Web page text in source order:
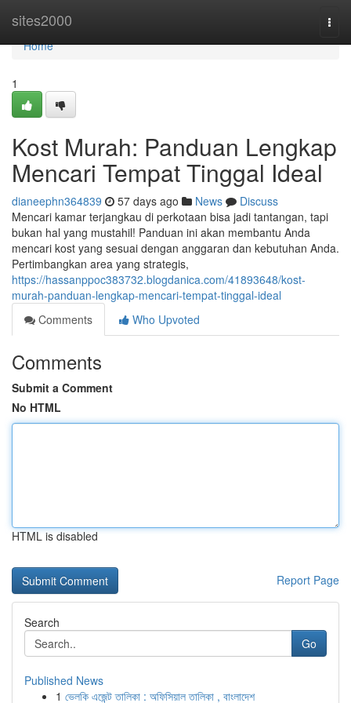
sites2000
Home
Home
1
Kost Murah: Panduan Lengkap
Mencari Tempat Tinggal Ideal
dianeephn364839 57 days ago News
Discuss
Mencari kamar terjangkau di perkotaan bisa jadi tantangan, tapi
bukan hal yang mustahil! Panduan ini akan membantu Anda
mencari kost yang sesuai dengan anggaran dan kebutuhan Anda.
Pertimbangkan area yang strategis,
https://hassanppoc383732.blogdanica.com/41893648/kost-
murah-panduan-lengkap-mencari-tempat-tinggal-ideal
Comments
Who Upvoted
Comments
Submit a Comment
No HTML
HTML is disabled
Report Page
Search
Go
Published News
1 ভেলকি এজেন্ট তালিকা : অফিসিয়াল তালিকা , বাংলাদেশ